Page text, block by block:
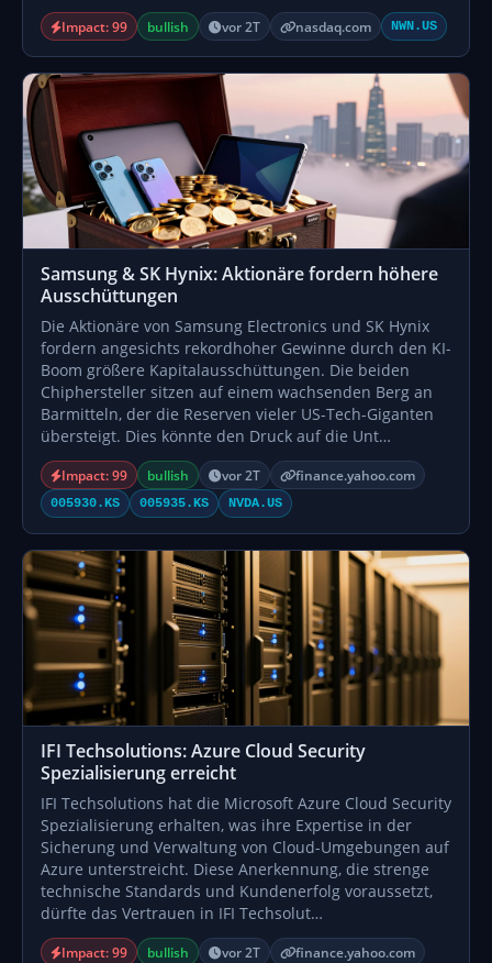
Impact: 99 bullish vor 2T nasdaq.com NWN.US
Samsung & SK Hynix: Aktionäre fordern höhere
Ausschüttungen
Die Aktionäre von Samsung Electronics und SK Hynix
fordern angesichts rekordhoher Gewinne durch den KI-
Boom größere Kapitalausschüttungen. Die beiden
Chiphersteller sitzen auf einem wachsenden Berg an
Barmitteln, der die Reserven vieler US-Tech-Giganten
übersteigt. Dies könnte den Druck auf die Unt…
Impact: 99 bullish vor 2T finance.yahoo.com
005930.KS 005935.KS NVDA.US
IFI Techsolutions: Azure Cloud Security
Spezialisierung erreicht
IFI Techsolutions hat die Microsoft Azure Cloud Security
Spezialisierung erhalten, was ihre Expertise in der
Sicherung und Verwaltung von Cloud-Umgebungen auf
Azure unterstreicht. Diese Anerkennung, die strenge
technische Standards und Kundenerfolg voraussetzt,
dürfte das Vertrauen in IFI Techsolut…
Impact: 99 bullish vor 2T finance.yahoo.com